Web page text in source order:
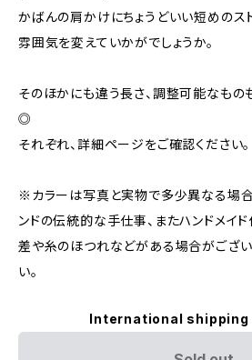
かばんの肩かけにちょうどいい短めのスト
雰囲気を変えていかがでしょうか。
そのほかにも違う長さ、調整可能なもの
◎
それぞれ、詳細ページをご確認ください。
※カラーは写真と実物で多少異なる場合
ンドの伝統的な手仕事、またハンドメイ
差や糸のほつれなどがある場合がござ
い。
International shipping